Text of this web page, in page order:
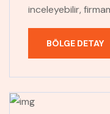
inceleyebilir,
BÖLGE DETAY